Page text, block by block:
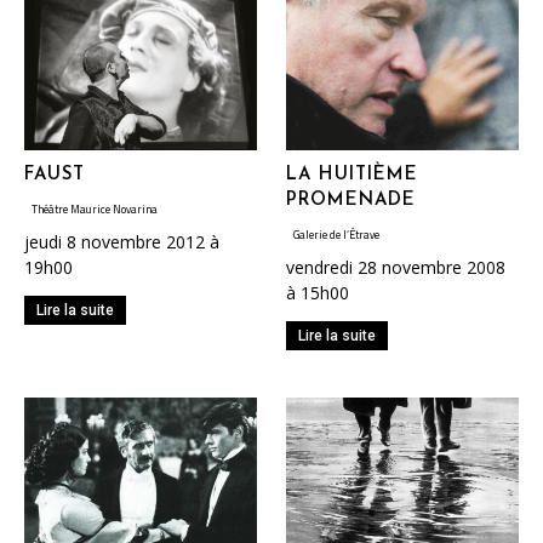
FAUST
Théâtre Maurice Novarina
jeudi 8 novembre 2012 à
19h00
Lire la suite
LA HUITIÈME
PROMENADE
Galerie de l’Étrave
vendredi 28 novembre 2008
à 15h00
Lire la suite